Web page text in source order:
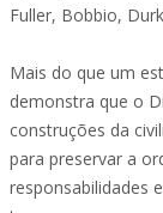
Fuller, Bobbio,
Mais do que um
demonstra que o
construções da
para preservar a
responsabilidades